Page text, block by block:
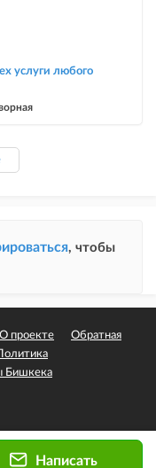
Написать
услуги любого
, чтобы
О проекте
Обратная
Бишкека